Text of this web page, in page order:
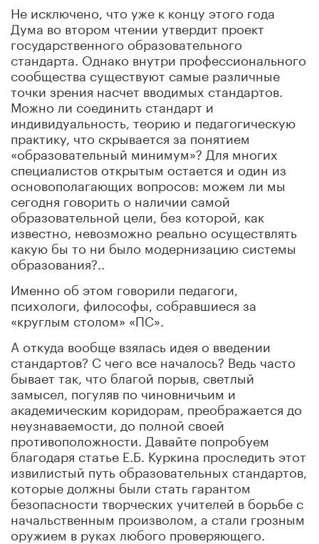
Не исключено, что уже к концу этого года
Дума во втором чтении утвердит проект
государственного образовательного
стандарта. Однако внутри профессионального
сообщества существуют самые различные
точки зрения насчет вводимых стандартов.
Можно ли соединить стандарт и
индивидуальность, теорию и педагогическую
практику, что скрывается за понятием
«образовательный минимум»? Для многих
специалистов открытым остается и один из
основополагающих вопросов: можем ли мы
сегодня говорить о наличии самой
образовательной цели, без которой, как
известно, невозможно реально осуществлять
какую бы то ни было модернизацию системы
образования?..
Именно об этом говорили педагоги,
психологи, философы, собравшиеся за
«круглым столом» «ПС».
А откуда вообще взялась идея о введении
стандартов? С чего все началось? Ведь часто
бывает так, что благой порыв, светлый
замысел, погуляв по чиновничьим и
академическим коридорам, преображается до
неузнаваемости, до полной своей
противоположности. Давайте попробуем
благодаря статье Е.Б. Куркина проследить этот
извилистый путь образовательных стандартов,
которые должны были стать гарантом
безопасности творческих учителей в борьбе с
начальственным произволом, а стали грозным
оружием в руках любого проверяющего.